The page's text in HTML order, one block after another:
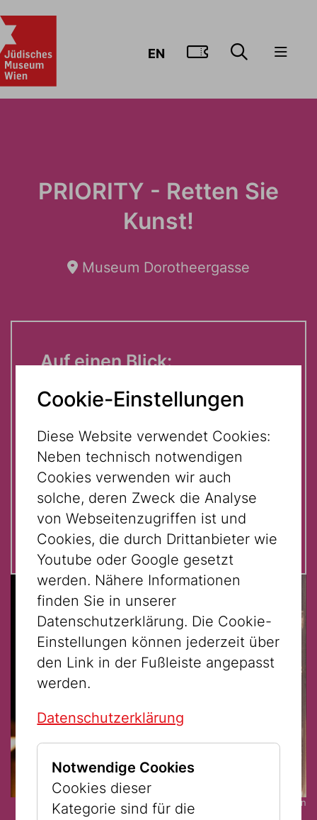
EN ZUM
PRIORITY - Retten Sie
Kunst!
Museum Dorotheergasse
Auf einen Blick:
Eine Führung anlässlich des
Europäischen Tags der jüdischen
Kultur.
UmAnmeldungwird gebeten!
Kostenlose Teilnahme mit
gültigem Eintrittsticket.
© Tobias de St. Julien
Cookie-Einstellungen
Diese Website verwendet Cookies:
Neben technisch notwendigen
Cookies verwenden wir auch
solche, deren Zweck die Analyse
von Webseitenzugriffen ist und
Cookies, die durch Drittanbieter wie
Youtube oder Google gesetzt
werden. Nähere Informationen
finden Sie in unserer
Datenschutzerklärung. Die Cookie-
Einstellungen können jederzeit über
den Link in der Fußleiste angepasst
werden.
Datenschutzerklärung
Notwendige Cookies
Cookies dieser
Kategorie sind für die